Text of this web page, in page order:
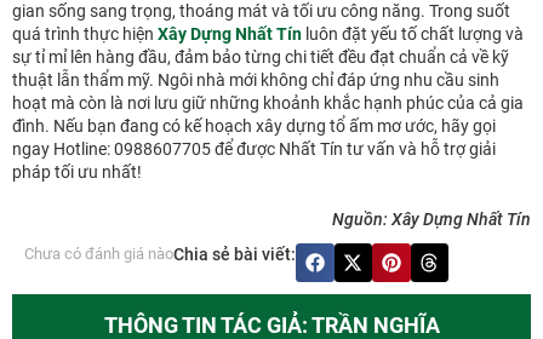
gian sống sang trọng, thoáng mát và tối ưu công năng. Trong suốt
quá trình thực hiện Xây Dựng Nhất Tín luôn đặt yếu tố chất lượng và
sự tỉ mỉ lên hàng đầu, đảm bảo từng chi tiết đều đạt chuẩn cả về kỹ
thuật lẫn thẩm mỹ. Ngôi nhà mới không chỉ đáp ứng nhu cầu sinh
hoạt mà còn là nơi lưu giữ những khoảnh khắc hạnh phúc của cả gia
đình. Nếu bạn đang có kế hoạch xây dựng tổ ấm mơ ước, hãy gọi
ngay Hotline: 0988607705 để được Nhất Tín tư vấn và hỗ trợ giải
pháp tối ưu nhất!
Nguồn: Xây Dựng Nhất Tín
Chưa có đánh giá nàoChia sẻ bài viết:
THÔNG TIN TÁC GIẢ: TRẦN NGHĨA